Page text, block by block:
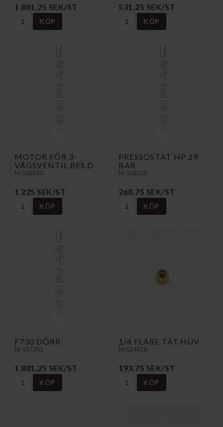
1 881,25 SEK/ST
KÖP
531,25 SEK/ST
KÖP
MOTOR FÖR 3-
VÄGSVENTIL RES.D
NI-518633
1 225 SEK/ST
KÖP
PRESSOSTAT HP 29
BAR
NI-518220
268,75 SEK/ST
KÖP
F730 DÖRR
NI-407301
1 881,25 SEK/ST
KÖP
1/4 FLARE TÄT.HUV
NI-524018
193,75 SEK/ST
KÖP